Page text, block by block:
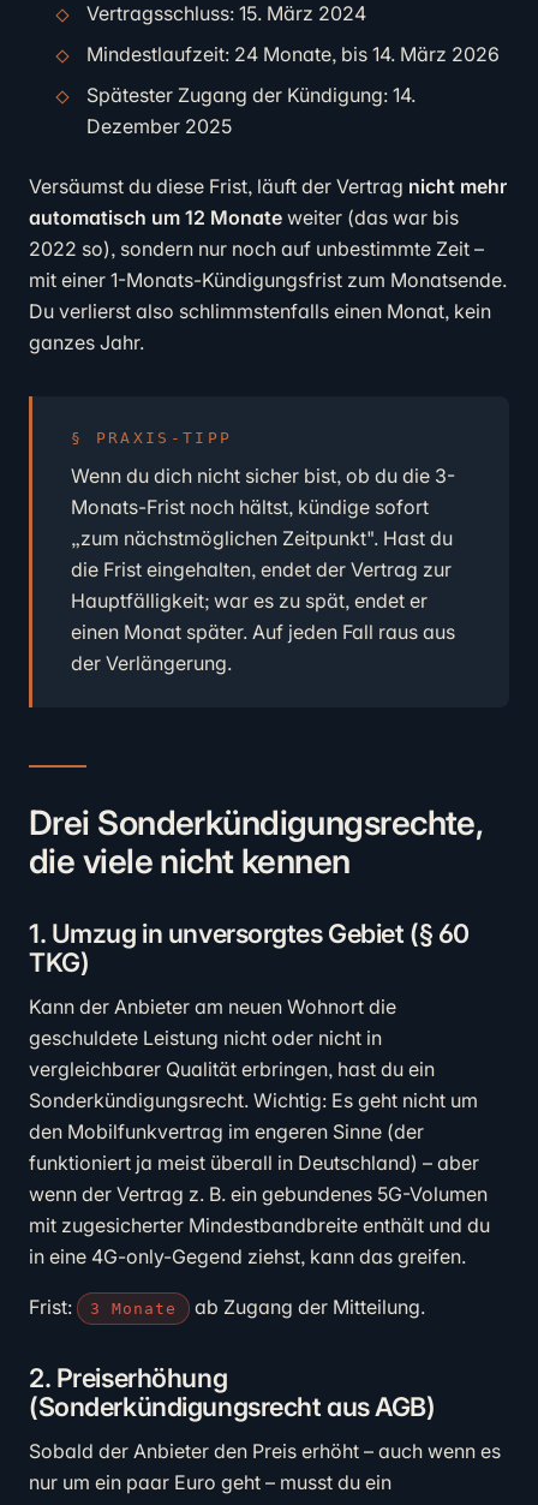
Vertragsschluss: 15. März 2024
Mindestlaufzeit: 24 Monate, bis 14. März 2026
Spätester Zugang der Kündigung: 14.
Dezember 2025
Versäumst du diese Frist, läuft der Vertrag nicht mehr
automatisch um 12 Monate weiter (das war bis
2022 so), sondern nur noch auf unbestimmte Zeit –
mit einer 1-Monats-Kündigungsfrist zum Monatsende.
Du verlierst also schlimmstenfalls einen Monat, kein
ganzes Jahr.
PRAXIS-TIPP
Wenn du dich nicht sicher bist, ob du die 3-
Monats-Frist noch hältst, kündige sofort
„zum nächstmöglichen Zeitpunkt". Hast du
die Frist eingehalten, endet der Vertrag zur
Hauptfälligkeit; war es zu spät, endet er
einen Monat später. Auf jeden Fall raus aus
der Verlängerung.
Drei Sonderkündigungsrechte,
die viele nicht kennen
1. Umzug in unversorgtes Gebiet (§ 60
TKG)
Kann der Anbieter am neuen Wohnort die
geschuldete Leistung nicht oder nicht in
vergleichbarer Qualität erbringen, hast du ein
Sonderkündigungsrecht. Wichtig: Es geht nicht um
den Mobilfunkvertrag im engeren Sinne (der
funktioniert ja meist überall in Deutschland) – aber
wenn der Vertrag z. B. ein gebundenes 5G-Volumen
mit zugesicherter Mindestbandbreite enthält und du
in eine 4G-only-Gegend ziehst, kann das greifen.
Frist: 3 Monate ab Zugang der Mitteilung.
2. Preiserhöhung
(Sonderkündigungsrecht aus AGB)
Sobald der Anbieter den Preis erhöht – auch wenn es
nur um ein paar Euro geht – musst du ein